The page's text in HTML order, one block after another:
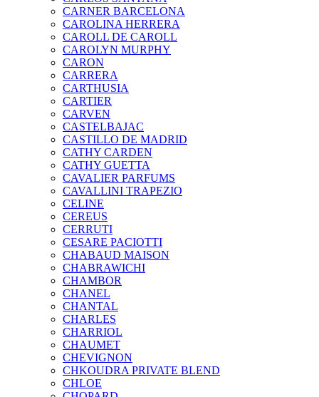
CARNER BARCELONA
CAROLINA HERRERA
CAROLL DE CAROLL
CAROLYN MURPHY
CARON
CARRERA
CARTHUSIA
CARTIER
CARVEN
CASTELBAJAC
CASTILLO DE MADRID
CATHY CARDEN
CATHY GUETTA
CAVALIER PARFUMS
CAVALLINI TRAPEZIO
CELINE
CEREUS
CERRUTI
CESARE PACIOTTI
CHABAUD MAISON
CHABRAWICHI
CHAMBOR
CHANEL
CHANTAL
CHARLES
CHARRIOL
CHAUMET
CHEVIGNON
CHKOUDRA PRIVATE BLEND
CHLOE